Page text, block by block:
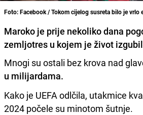
Foto: Facebook / Tokom cijelog susreta bilo je vrlo
Maroko je prije nekoliko dana
zemljotres u kojem je život
Mnogi su ostali bez krova nad
u milijardama.
Kako je UEFA odlčila, utakmice
2024 počele su minotom šutnje.